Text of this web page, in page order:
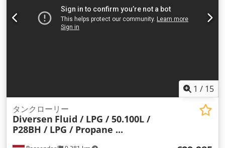
1 / 15
タンクローリー
Diversen Fluid / LPG / 50.100L /
P28BH / LPG / Propane ...